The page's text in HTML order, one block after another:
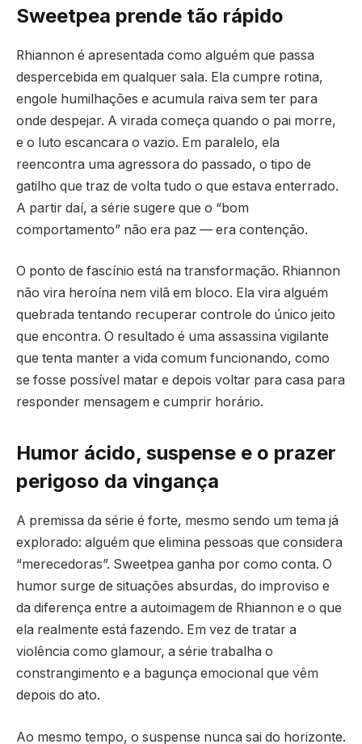
Sweetpea prende tão rápido
Rhiannon é apresentada como alguém que passa
despercebida em qualquer sala. Ela cumpre rotina,
engole humilhações e acumula raiva sem ter para
onde despejar. A virada começa quando o pai morre,
e o luto escancara o vazio. Em paralelo, ela
reencontra uma agressora do passado, o tipo de
gatilho que traz de volta tudo o que estava enterrado.
A partir daí, a série sugere que o “bom
comportamento” não era paz — era contenção.
O ponto de fascínio está na transformação. Rhiannon
não vira heroína nem vilã em bloco. Ela vira alguém
quebrada tentando recuperar controle do único jeito
que encontra. O resultado é uma assassina vigilante
que tenta manter a vida comum funcionando, como
se fosse possível matar e depois voltar para casa para
responder mensagem e cumprir horário.
Humor ácido, suspense e o prazer
perigoso da vingança
A premissa da série é forte, mesmo sendo um tema já
explorado: alguém que elimina pessoas que considera
“merecedoras”. Sweetpea ganha por como conta. O
humor surge de situações absurdas, do improviso e
da diferença entre a autoimagem de Rhiannon e o que
ela realmente está fazendo. Em vez de tratar a
violência como glamour, a série trabalha o
constrangimento e a bagunça emocional que vêm
depois do ato.
Ao mesmo tempo, o suspense nunca sai do horizonte.